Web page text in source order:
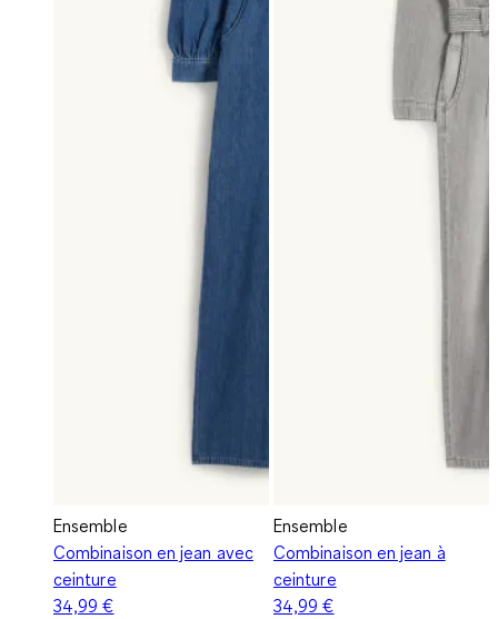
Ensemble
Combinaison en jean avec
ceinture
34,99 €
Ensemble
Combinaison en jean à
ceinture
34,99 €